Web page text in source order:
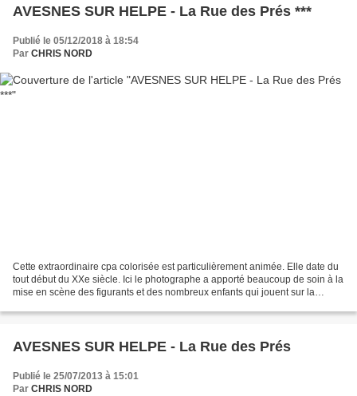
AVESNES SUR HELPE - La Rue des Prés ***
Publié le 05/12/2018 à 18:54
Par CHRIS NORD
Cette extraordinaire cpa colorisée est particulièrement animée. Elle date du
tout début du XXe siècle. Ici le photographe a apporté beaucoup de soin à la
mise en scène des figurants et des nombreux enfants qui jouent sur la
AVESNES SUR HELPE - La Rue des Prés
Publié le 25/07/2013 à 15:01
Par CHRIS NORD